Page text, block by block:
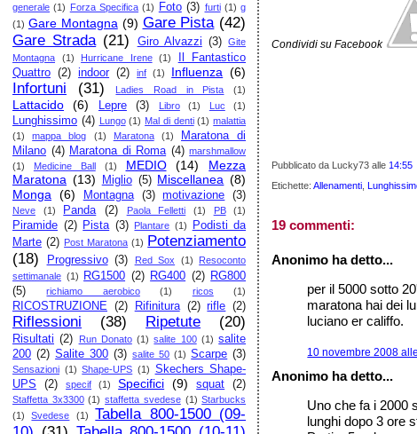
generale (1) Forza Specifica (1) Foto (3) furti (1) g
(1) Gare Montagna (9) Gare Pista (42)
Gare Strada (21) Giro Alvazzi (3)
Gite
Montagna
(1) Hurricane Irene (1)
Il Fantastico
Quattro (2) indoor (2) inf (1) Influenza (6)
Infortuni (31) Ladies Road in Pista (1)
Lattacido (6) Lepre (3) Libro (1) Luc (1)
Lunghissimo (4) Lungo (1) Mal di denti (1) malattia
(1)
mappa blog (1) Maratona (1)
Maratona di
Milano (4) Maratona di Roma (4) marshmallow
(1)
Medicine Ball (1) MEDIO (14)
Mezza
Maratona (13) Miglio (5) Miscellanea (8)
Monga
(6) Montagna (3) motivazione (3)
Neve (1) Panda (2) Paola Felletti (1) PB (1)
Piramide (2) Pista (3) Plantare (1)
Podisti da
Marte (2) Post Maratona (1) Potenziamento
(18)
Progressivo (3) Red Sox (1)
Resoconto
settimanale (1) RG1500 (2) RG400 (2) RG800
(5)
richiamo aerobico (1) ricos (1)
RICOSTRUZIONE (2) Rifinitura (2) rifle (2)
Riflessioni (38) Ripetute (20)
Risultati (2) Run Donato (1) salite 100 (1) salite
200 (2) Salite 300 (3) salite 50 (1) Scarpe (3)
Sensazioni (1) Shape-UPS (1) Skechers Shape-
UPS
(2) specif (1) Specifici (9) squat (2)
Staffetta 3x3300 (1) staffetta svedese (1) Starbucks
(1)
Svedese (1)
Tabella 800-1500 (09-
Condividi su Facebook
Pubblicato da Lucky73alle 14:55
Etichette:Allenamenti
19 commenti:
Anonimo ha detto...
per il 5000 sotto
maratona hai dei
luciano er califfo.
10 novembre 2008
Anonimo ha detto...
Uno che fa i 2000
lunghi dopo 3 ore